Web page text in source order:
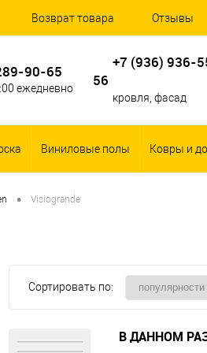
Возврат товара Отзывы
90-65
ежедневно
+7 (936) 936-
56
кровля, фасад
Виниловые полы Ковры и
• Visiogrande
Сортировать по:
В ДАННОМ